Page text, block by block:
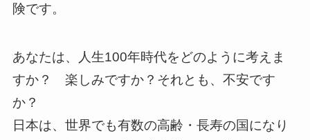
険です。
あなたは、人生100年時代をどのように考えま
すか？ 楽しみですか？それとも、不安です
か？
日本は、世界でも有数の高齢・長寿の国になり